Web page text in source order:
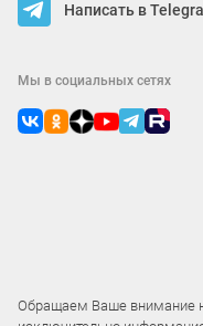
Написать в
Мы в социальных сетях
Обращаем Ваше внимание